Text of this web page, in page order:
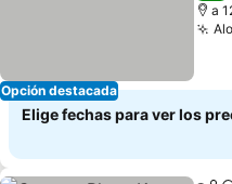
Opción destacada
a
Elige fechas para ver los